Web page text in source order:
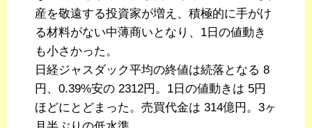
産を敬遠する投資家が増え、積極的に手がけ
る材料がない中薄商いとなり、1日の値動き
も小さかった。
日経ジャスダック平均の終値は続落となる 8
円、0.39%安の 2312円。1日の値動きは 5円
ほどにとどまった。売買代金は 314億円。3ヶ